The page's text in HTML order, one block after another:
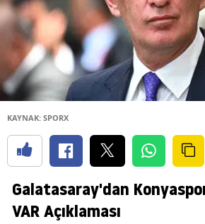
KAYNAK: SPORX
Galatasaray'dan
VAR Açıklaması